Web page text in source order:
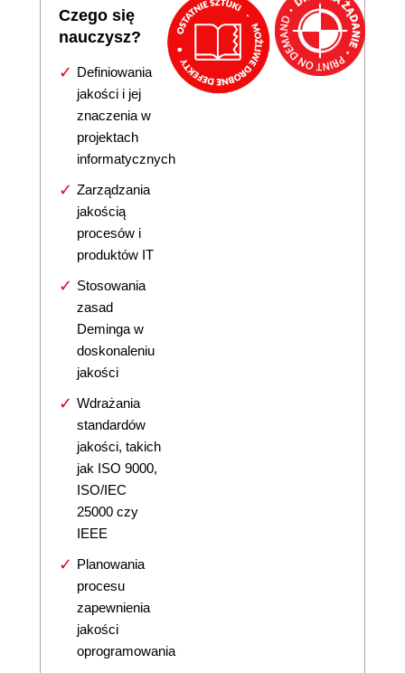
Czego się
nauczysz?
Definiowania
jakości i jej
znaczenia w
projektach
informatycznych
Zarządzania
jakością
procesów i
produktów IT
Stosowania
zasad
Deminga w
doskonaleniu
jakości
Wdrażania
standardów
jakości, takich
jak ISO 9000,
ISO/IEC
25000 czy
IEEE
Planowania
procesu
zapewnienia
jakości
oprogramowania